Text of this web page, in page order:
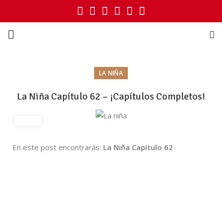
LA NIÑA
La Niña Capítulo 62 – ¡Capítulos Completos!
En este post encontrarás: La Niña Capítulo 62